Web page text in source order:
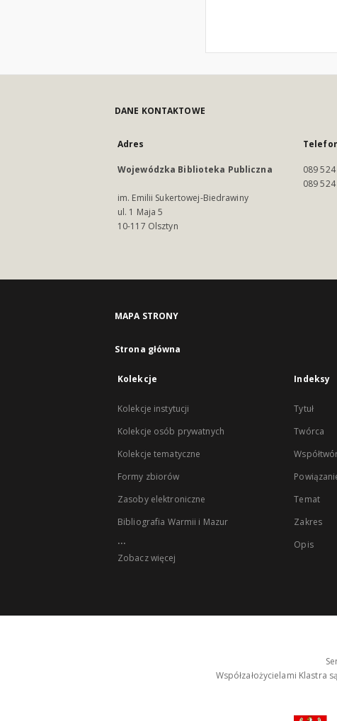
DANE KONTAKTOWE
Adres
Wojewódzka Biblioteka Publiczna
im. Emilii Sukertowej-Biedrawiny
ul. 1 Maja 5
10-117 Olsztyn
089
089
MAPA STRONY
Strona główna
Kolekcje
Kolekcje instytucji
Kolekcje osób prywatnych
Kolekcje tematyczne
Formy zbiorów
Zasoby elektroniczne
Bibliografia Warmii i Mazur
...
Zobacz więcej
Indeksy
Tytuł
Twórca
Temat
Zakres
Opis
Współzałożycielami Klastra